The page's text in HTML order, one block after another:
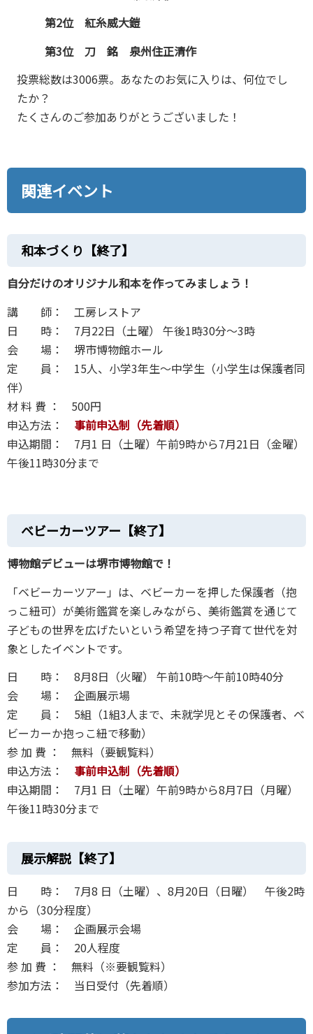
第2位 紅糸威大鎧
第3位 刀 銘 泉州住正清作
投票総数は3006票。あなたのお気に入りは、何位でし
たか？
たくさんのご参加ありがとうございました！
関連イベント
和本づくり【終了】
自分だけのオリジナル和本を作ってみましょう！
講 師： 工房レストア
日 時： 7月22日（土曜） 午後1時30分〜3時
会 場： 堺市博物館ホール
定 員： 15人、小学3年生～中学生（小学生は保護者同
伴）
材 料 費 ： 500円
申込方法： 事前申込制（先着順）
申込期間： 7月1 日（土曜）午前9時から7月21日（金曜）
午後11時30分まで
ベビーカーツアー【終了】
博物館デビューは堺市博物館で！
「ベビーカーツアー」は、ベビーカーを押した保護者（抱
っこ紐可）が美術鑑賞を楽しみながら、美術鑑賞を通じて
子どもの世界を広げたいという希望を持つ子育て世代を対
象としたイベントです。
日 時： 8月8日（火曜） 午前10時〜午前10時40分
会 場： 企画展示場
定 員： 5組（1組3人まで、未就学児とその保護者、ベ
ビーカーか抱っこ紐で移動）
参 加 費 ： 無料（要観覧料）
申込方法： 事前申込制（先着順）
申込期間： 7月1 日（土曜）午前9時から8月7日（月曜）
午後11時30分まで
展示解説【終了】
日 時： 7月8 日（土曜）、8月20日（日曜） 午後2時
から（30分程度）
会 場： 企画展示会場
定 員： 20人程度
参 加 費 ： 無料（※要観覧料）
参加方法： 当日受付（先着順）